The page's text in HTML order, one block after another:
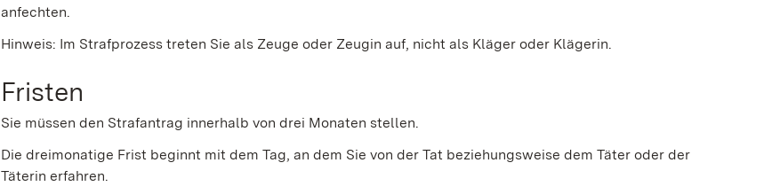
anfechten.
Hinweis: Im Strafprozess treten Sie als Zeuge oder Zeugin auf, nicht als Kläger oder Klägerin.
Fristen
Sie müssen den Strafantrag innerhalb von drei Monaten stellen.
Die dreimonatige Frist beginnt mit dem Tag, an dem Sie von der Tat beziehungsweise dem Täter oder der
Täterin erfahren.